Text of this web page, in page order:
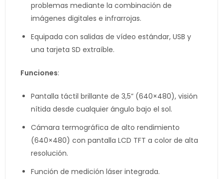
problemas mediante la combinación de
imágenes digitales e infrarrojas.
Equipada con salidas de vídeo estándar, USB y
una tarjeta SD extraíble.
Funciones:
Pantalla táctil brillante de 3,5” (640×480), visión
nítida desde cualquier ángulo bajo el sol.
Cámara termográfica de alto rendimiento
(640×480) con pantalla LCD TFT a color de alta
resolución.
Función de medición láser integrada.